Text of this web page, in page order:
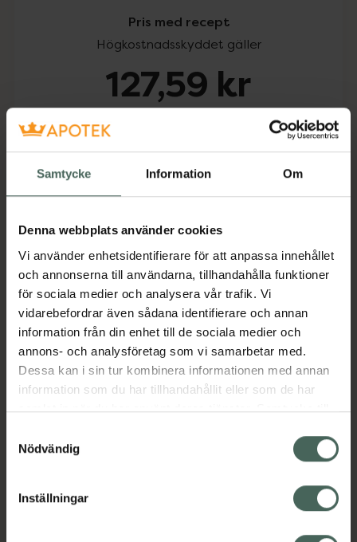
Samtycke Information Om
Denna webbplats använder cookies
Vi använder enhetsidentifierare för att anpassa innehållet
och annonserna till användarna, tillhandahålla funktioner
för sociala medier och analysera vår trafik. Vi
vidarebefordrar även sådana identifierare och annan
information från din enhet till de sociala medier och
annons- och analysföretag som vi samarbetar med.
Dessa kan i sin tur kombinera informationen med annan
information som du har tillhandahållit eller som de har
samlat in när du har använt deras tjänster. Samtycke till
återkalla ditt samtycke via webbplatsens
cookieinställningar. Ett återkallat samtycke påverkar inte
lagligheten av behandling som skett innan återkallelsen.
Nödvändig
Inställningar
Pris med recept
Högkostnadsskyddet gäller
127,59 kr
Köp via ditt recept
Dölj
Läs alltid bipacksedeln innan
användning.
EAN:07046260525795
Visa